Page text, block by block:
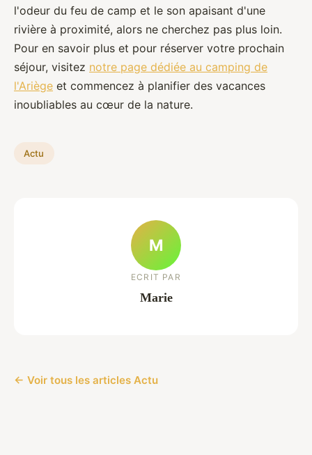
l'odeur du feu de camp et le son apaisant d'une
rivière à proximité, alors ne cherchez pas plus loin.
Pour en savoir plus et pour réserver votre prochain
séjour, visitez notre page dédiée au camping de
l'Ariège et commencez à planifier des vacances
inoubliables au cœur de la nature.
Actu
M
ECRIT PAR
Marie
← Voir tous les articles Actu